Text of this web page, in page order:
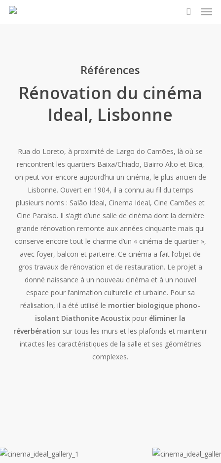
Skip
Références
Rénovation du cinéma
Ideal, Lisbonne
Rua do Loreto, à proximité de Largo do Camões, là où se
rencontrent les quartiers Baixa/Chiado, Bairro Alto et Bica,
on peut voir encore aujourd’hui un cinéma, le plus ancien de
Lisbonne. Ouvert en 1904, il a connu au fil du temps
plusieurs noms : Salão Ideal, Cinema Ideal, Cine Camões et
Cine Paraíso. Il s’agit d’une salle de cinéma dont la dernière
grande rénovation remonte aux années cinquante mais qui
conserve encore tout le charme d’un « cinéma de quartier »,
avec foyer, balcon et parterre. Ce cinéma a fait l’objet de
gros travaux de rénovation et de restauration. Le projet a
donné naissance à un nouveau cinéma et à un nouvel
espace pour l’animation culturelle et urbaine. Pour sa
réalisation, il a été utilisé le mortier biologique phono-
isolant Diathonite Acoustix pour éliminer la
réverbération sur tous les murs et les plafonds et maintenir
intactes les caractéristiques de la salle et ses géométries
complexes.